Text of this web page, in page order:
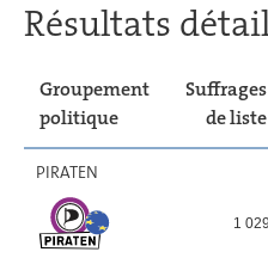
Résultats
Groupement
politique
Suffrages
de liste
PIRATEN
1 029